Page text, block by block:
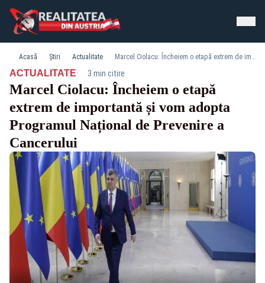
Acasă Știri Actualitate Marcel Ciolacu: Încheiem o etapă extrem de importantă și vom adopta Programul Național de Prevenire a Cancerului
ACTUALITATE· 3 min citire
Marcel Ciolacu: Încheiem o etapă
extrem de importantă și vom adopta
Programul Național de Prevenire a
Cancerului